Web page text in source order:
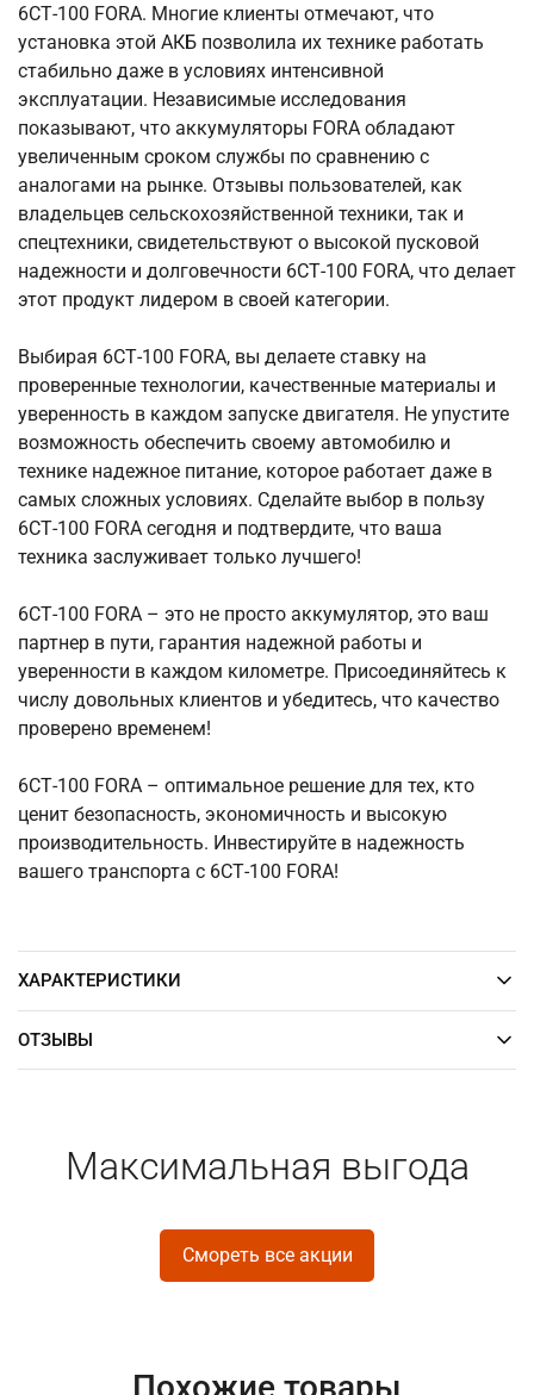
6СТ-100 FORA. Многие клиенты отмечают, что
установка этой АКБ позволила их технике работать
стабильно даже в условиях интенсивной
эксплуатации. Независимые исследования
показывают, что аккумуляторы FORA обладают
увеличенным сроком службы по сравнению с
аналогами на рынке. Отзывы пользователей, как
владельцев сельскохозяйственной техники, так и
спецтехники, свидетельствуют о высокой пусковой
надежности и долговечности 6СТ-100 FORA, что делает
этот продукт лидером в своей категории.
Выбирая 6СТ-100 FORA, вы делаете ставку на
проверенные технологии, качественные материалы и
уверенность в каждом запуске двигателя. Не упустите
возможность обеспечить своему автомобилю и
технике надежное питание, которое работает даже в
самых сложных условиях. Сделайте выбор в пользу
6СТ-100 FORA сегодня и подтвердите, что ваша
техника заслуживает только лучшего!
6СТ-100 FORA – это не просто аккумулятор, это ваш
партнер в пути, гарантия надежной работы и
уверенности в каждом километре. Присоединяйтесь к
числу довольных клиентов и убедитесь, что качество
проверено временем!
6СТ-100 FORA – оптимальное решение для тех, кто
ценит безопасность, экономичность и высокую
производительность. Инвестируйте в надежность
вашего транспорта с 6СТ-100 FORA!
ХАРАКТЕРИСТИКИ
ОТЗЫВЫ
Максимальная выгода
Смореть все акции